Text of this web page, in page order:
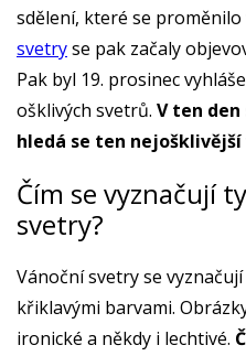
sdělení, které se
svetryse pak začaly
Pak byl 19. prosinec
ošklivých svetrů. V ten den
hledá se ten
Čím se vyznačují
svetry?
Vánoční svetry se
křiklavými barvami.
ironické a někdy i lechtivé.